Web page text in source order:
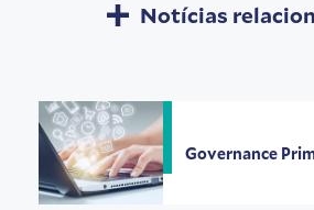
Notícias
Governance